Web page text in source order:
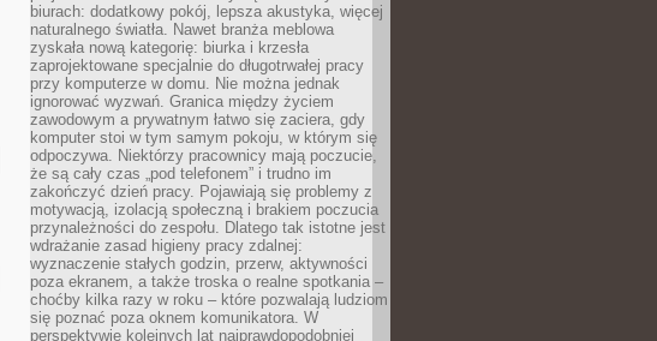
biurach: dodatkowy pokój, lepsza akustyka, więcej
naturalnego światła. Nawet branża meblowa
zyskała nową kategorię: biurka i krzesła
zaprojektowane specjalnie do długotrwałej pracy
przy komputerze w domu. Nie można jednak
ignorować wyzwań. Granica między życiem
zawodowym a prywatnym łatwo się zaciera, gdy
komputer stoi w tym samym pokoju, w którym się
odpoczywa. Niektórzy pracownicy mają poczucie,
że są cały czas „pod telefonem” i trudno im
zakończyć dzień pracy. Pojawiają się problemy z
motywacją, izolacją społeczną i brakiem poczucia
przynależności do zespołu. Dlatego tak istotne jest
wdrażanie zasad higieny pracy zdalnej:
wyznaczenie stałych godzin, przerw, aktywności
poza ekranem, a także troska o realne spotkania –
choćby kilka razy w roku – które pozwalają ludziom
się poznać poza oknem komunikatora. W
perspektywie kolejnych lat najprawdopodobniej